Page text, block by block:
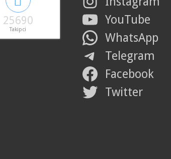
25690
Takipci
YouTube
WhatsApp
Telegram
Facebook
Twitter